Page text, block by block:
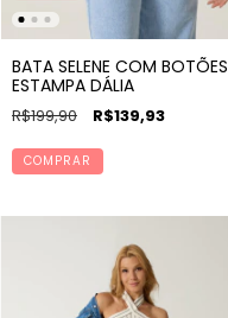
BATA SELENE COM BOTÕES
ESTAMPA DÁLIA
R$199,90 R$139,93
COMPRAR